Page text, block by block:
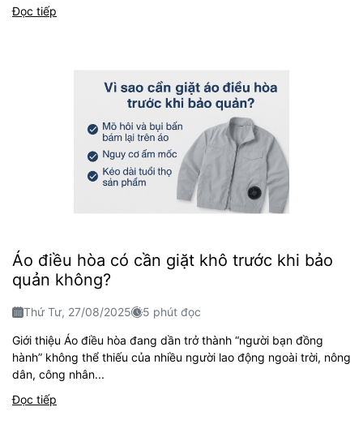
Đọc tiếp
Áo điều hòa có cần giặt khô trước khi bảo
quản không?
Thứ Tư, 27/08/2025 5 phút đọc
Giới thiệu Áo điều hòa đang dần trở thành “người bạn đồng
hành” không thể thiếu của nhiều người lao động ngoài trời, nông
dân, công nhân...
Đọc tiếp